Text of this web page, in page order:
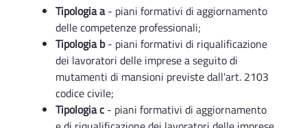
Tipologia a- piani formativi di aggiornamento
delle competenze professionali;
Tipologia b- piani formativi di riqualificazione
dei lavoratori delle imprese a seguito di
mutamenti di mansioni previste dall'art. 2103
codice civile;
Tipologia c - piani formativi di aggiornamento